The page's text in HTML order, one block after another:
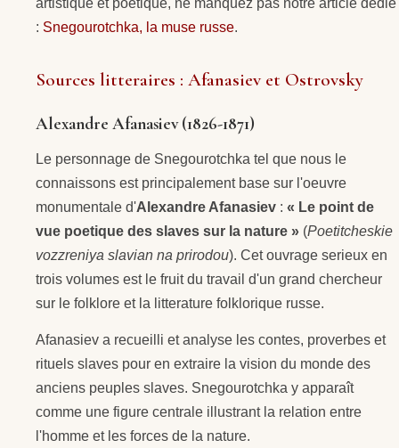
artistique et poetique, ne manquez pas notre article dedie
: Snegourotchka, la muse russe.
Sources litteraires : Afanasiev et Ostrovsky
Alexandre Afanasiev (1826-1871)
Le personnage de Snegourotchka tel que nous le
connaissons est principalement base sur l'oeuvre
monumentale d'Alexandre Afanasiev : « Le point de
vue poetique des slaves sur la nature » (Poetitcheskie
vozzreniya slavian na prirodou). Cet ouvrage serieux en
trois volumes est le fruit du travail d'un grand chercheur
sur le folklore et la litterature folklorique russe.
Afanasiev a recueilli et analyse les contes, proverbes et
rituels slaves pour en extraire la vision du monde des
anciens peuples slaves. Snegourotchka y apparaît
comme une figure centrale illustrant la relation entre
l'homme et les forces de la nature.